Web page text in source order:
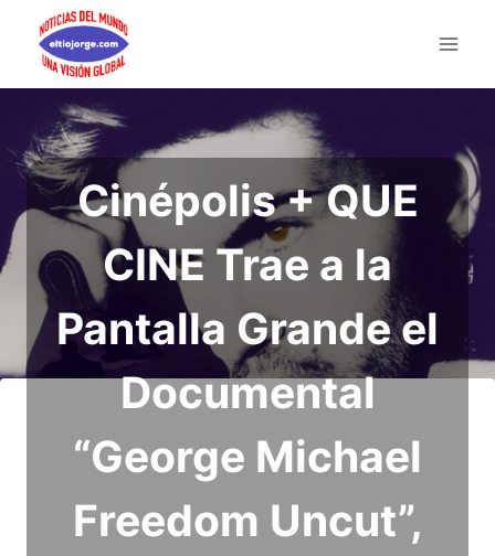
Saltar
contenido
Cinépolis + QUE
CINE Trae a la
Pantalla Grande el
Documental
“George Michael
Freedom Uncut”,